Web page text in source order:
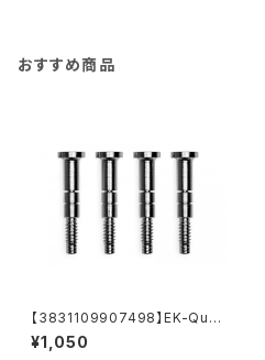
おすすめ商品
【3831109907498】EK-Quan
tum Velocity² Mounting Sc
rew AM5 - Nickel (4pcs)
¥1,050